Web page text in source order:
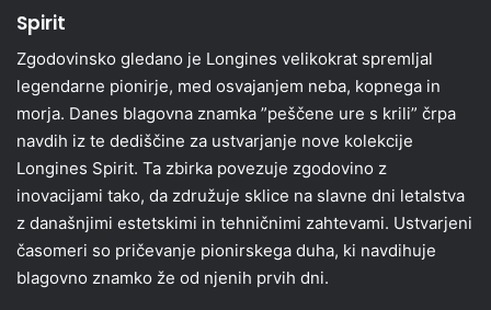
Spirit
Zgodovinsko gledano je Longines velikokrat spremljal
legendarne pionirje, med osvajanjem neba, kopnega in
morja. Danes blagovna znamka ”peščene ure s krili” črpa
navdih iz te dediščine za ustvarjanje nove kolekcije
Longines Spirit. Ta zbirka povezuje zgodovino z
inovacijami tako, da združuje sklice na slavne dni letalstva
z današnjimi estetskimi in tehničnimi zahtevami. Ustvarjeni
časomeri so pričevanje pionirskega duha, ki navdihuje
blagovno znamko že od njenih prvih dni.